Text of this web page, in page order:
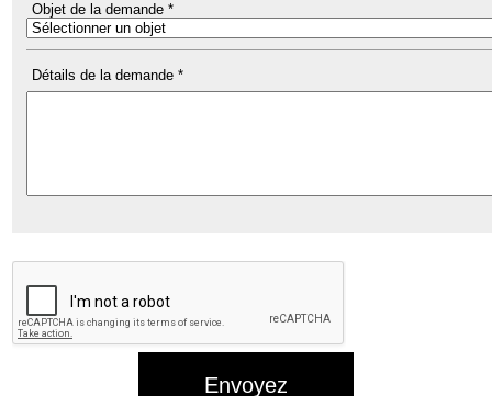
Objet de la demande *
Détails de la demande *